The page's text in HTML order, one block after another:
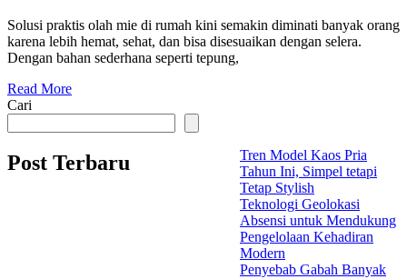
Solusi praktis olah mie di rumah kini semakin diminati banyak orang
karena lebih hemat, sehat, dan bisa disesuaikan dengan selera.
Dengan bahan sederhana seperti tepung,
Read More
Cari
Post Terbaru
Tren Model Kaos Pria
Tahun Ini, Simpel tetapi
Tetap Stylish
Teknologi Geolokasi
Absensi untuk Mendukung
Pengelolaan Kehadiran
Modern
Penyebab Gabah Banyak